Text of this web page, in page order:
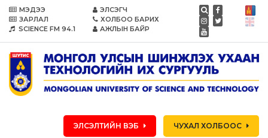
МЭДЭЭ
ЗАРЛАЛ
SCIENCE FM 94.1
ЭЛСЭГЧ
ХОЛБОО БАРИХ
АЖЛЫН БАЙР
ЭЛСЭЛТИЙН ВЭБ ЧУХАЛ ХОЛБООС